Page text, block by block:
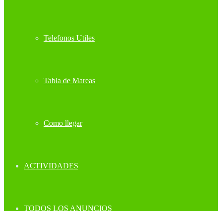
Telefonos Utiles
Tabla de Mareas
Como llegar
ACTIVIDADES
TODOS LOS ANUNCIOS